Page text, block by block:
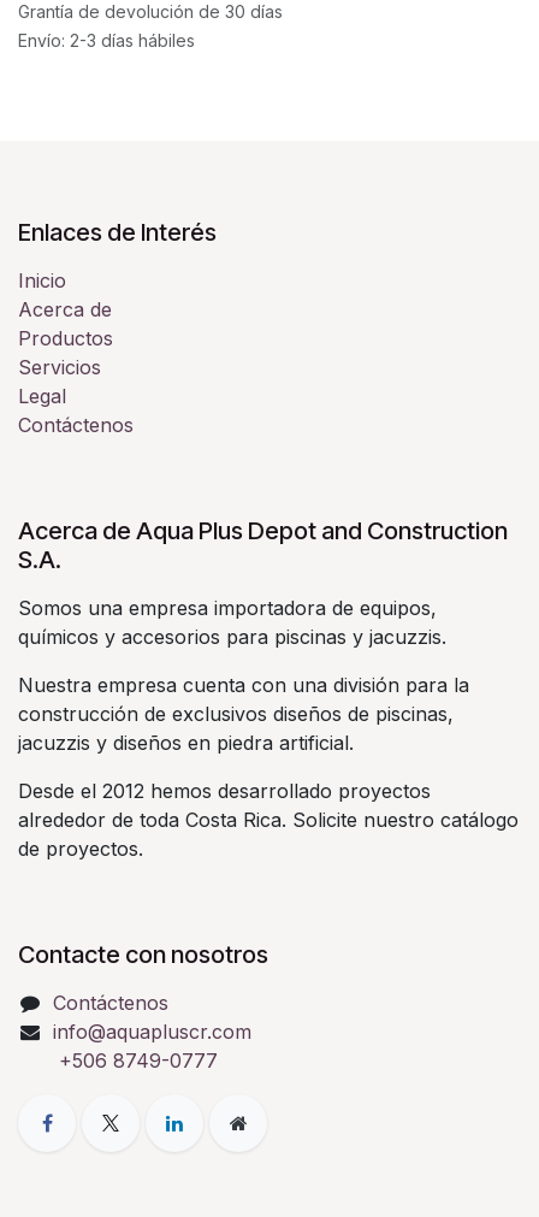
Grantía de devolución de 30 días
Envío: 2-3 días hábiles
Enlaces de Interés
Inicio
Acerca de
Productos
Servicios
Legal
Contáctenos
Acerca de Aqua Plus Depot and Construction
S.A.
Somos una empresa importadora de equipos,
químicos y accesorios para piscinas y jacuzzis.
Nuestra empresa cuenta con una división para la
construcción de exclusivos diseños de piscinas,
jacuzzis y diseños en piedra artificial.
Desde el 2012 hemos desarrollado proyectos
alrededor de toda Costa Rica. Solicite nuestro catálogo
de proyectos.
Contacte con nosotros
Contáctenos
info@aquapluscr.com
+506 8749-0777